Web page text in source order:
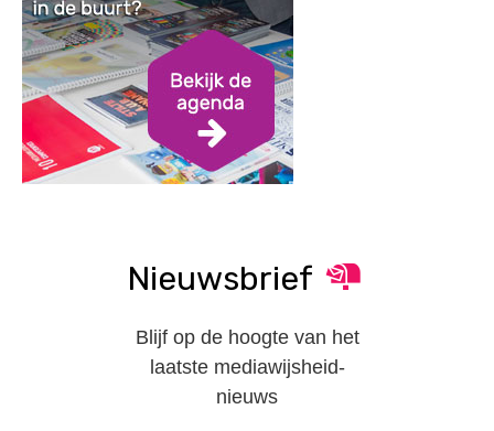
Nieuwsbrief
Blijf op de hoogte van het
laatste mediawijsheid-
nieuws